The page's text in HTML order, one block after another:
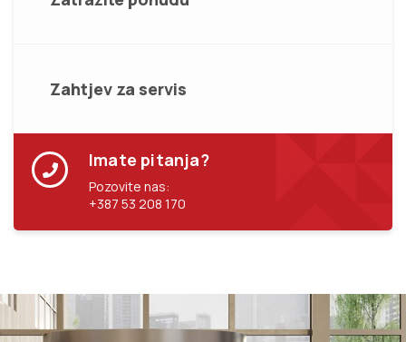
Zahtjev za servis
Imate pitanja?
Pozovite nas:
+387 53 208 170